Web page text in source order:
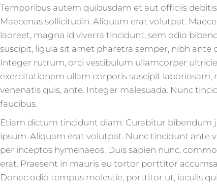
Temporibus autem quibusdam et aut officiis
Maecenas sollicitudin. Aliquam erat volutpat.
laoreet, magna id viverra tincidunt, sem odio
suscipit, ligula sit amet pharetra semper, nibh ante
Integer rutrum, orci vestibulum ullamcorper
exercitationem ullam corporis suscipit laboriosam,
venenatis quis, ante. Integer malesuada. Nunc
faucibus.
Etiam dictum tincidunt diam. Curabitur bibendum
ipsum. Aliquam erat volutpat. Nunc tincidunt ante
per inceptos hymenaeos. Duis sapien nunc,
erat. Praesent in mauris eu tortor porttitor
Donec odio tempus molestie, porttitor ut, iaculis